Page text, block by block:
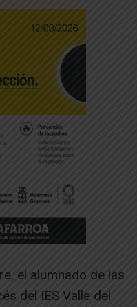
el alumnado de las
del IES Valle del